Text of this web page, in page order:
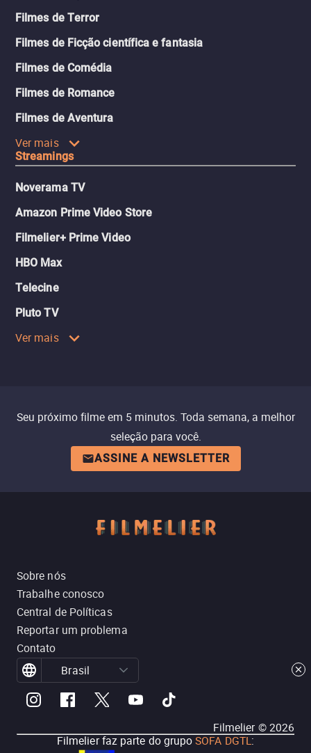
Filmes de Terror
Filmes de Ficção científica e fantasia
Filmes de Comédia
Filmes de Romance
Filmes de Aventura
Ver mais
Streamings
Noverama TV
Amazon Prime Video Store
Filmelier+ Prime Video
HBO Max
Telecine
Pluto TV
Ver mais
Seu próximo filme em 5 minutos. Toda semana, a melhor
seleção para você.
ASSINE A NEWSLETTER
Sobre nós
Trabalhe conosco
Central de Políticas
Reportar um problema
Contato
Brasil
Filmelier ©2026
Filmelier faz parte do grupoSOFA DGTL: